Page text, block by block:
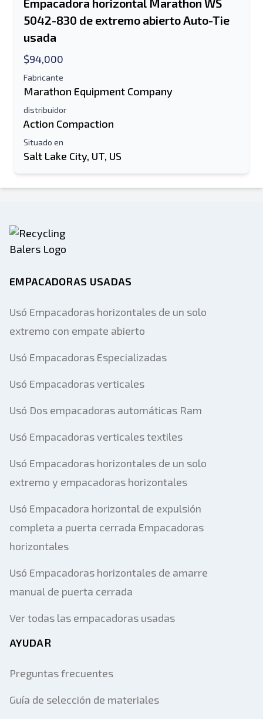
Empacadora horizontal Marathon WS
5042-830 de extremo abierto Auto-Tie
usada
$94,000
Fabricante
Marathon Equipment Company
distribuidor
Action Compaction
Situado en
Salt Lake City, UT, US
EMPACADORAS USADAS
Usó Empacadoras horizontales de un solo
extremo con empate abierto
Usó Empacadoras Especializadas
Usó Empacadoras verticales
Usó Dos empacadoras automáticas Ram
Usó Empacadoras verticales textiles
Usó Empacadoras horizontales de un solo
extremo y empacadoras horizontales
Usó Empacadora horizontal de expulsión
completa a puerta cerrada Empacadoras
horizontales
Usó Empacadoras horizontales de amarre
manual de puerta cerrada
Ver todas las empacadoras usadas
AYUDAR
Preguntas frecuentes
Guía de selección de materiales